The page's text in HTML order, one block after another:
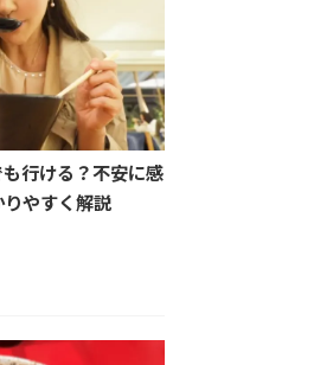
行ける？不安に感
やすく解説